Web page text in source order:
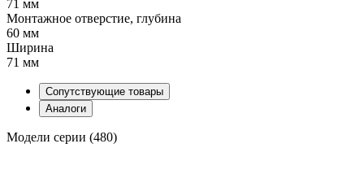
71 мм
Монтажное отверстие, глубина
60 мм
Ширина
71 мм
Сопутствующие товары
Аналоги
Модели серии (480)